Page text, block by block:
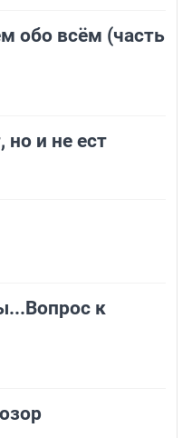
обо всём (часть
но и не ест
к